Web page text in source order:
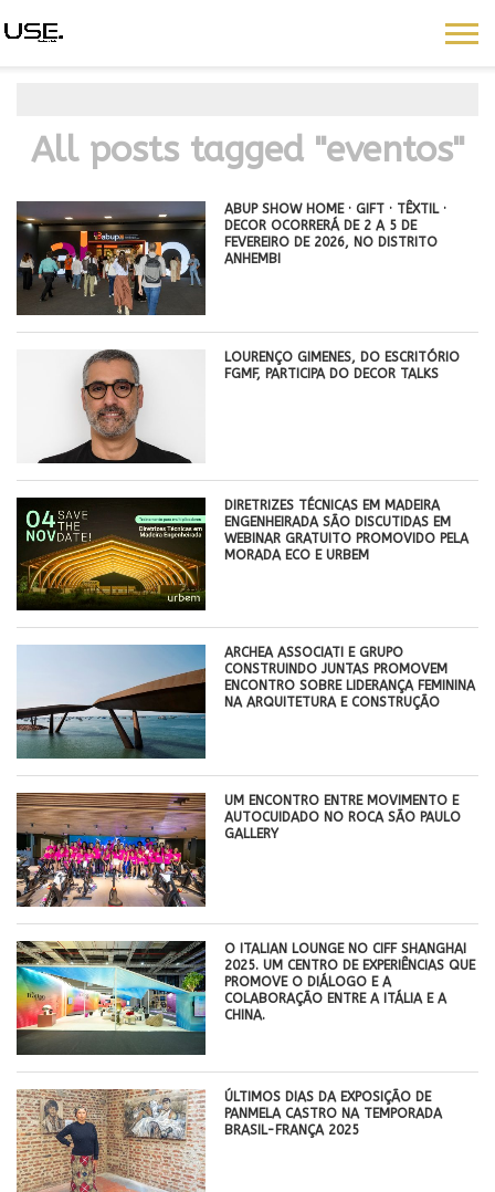
All posts tagged "eventos"
ABUP SHOW HOME · GIFT · TÊXTIL ·
DECOR OCORRERÁ DE 2 A 5 DE
FEVEREIRO DE 2026, NO DISTRITO
ANHEMBI
LOURENÇO GIMENES, DO ESCRITÓRIO
FGMF, PARTICIPA DO DECOR TALKS
DIRETRIZES TÉCNICAS EM MADEIRA
ENGENHEIRADA SÃO DISCUTIDAS EM
WEBINAR GRATUITO PROMOVIDO PELA
MORADA ECO E URBEM
ARCHEA ASSOCIATI E GRUPO
CONSTRUINDO JUNTAS PROMOVEM
ENCONTRO SOBRE LIDERANÇA FEMININA
NA ARQUITETURA E CONSTRUÇÃO
UM ENCONTRO ENTRE MOVIMENTO E
AUTOCUIDADO NO ROCA SÃO PAULO
GALLERY
O ITALIAN LOUNGE NO CIFF SHANGHAI
2025. UM CENTRO DE EXPERIÊNCIAS QUE
PROMOVE O DIÁLOGO E A
COLABORAÇÃO ENTRE A ITÁLIA E A
CHINA.
ÚLTIMOS DIAS DA EXPOSIÇÃO DE
PANMELA CASTRO NA TEMPORADA
BRASIL-FRANÇA 2025